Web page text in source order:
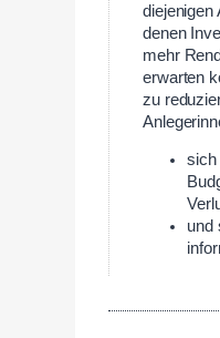
diejenigen
denen
mehr
erwarten
zu
sich
und